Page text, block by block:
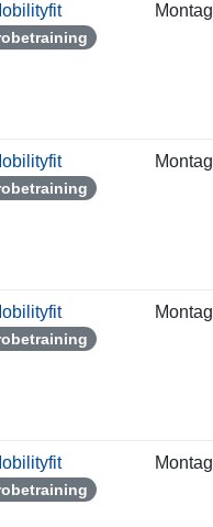
Montag
Montag
Montag
Montag